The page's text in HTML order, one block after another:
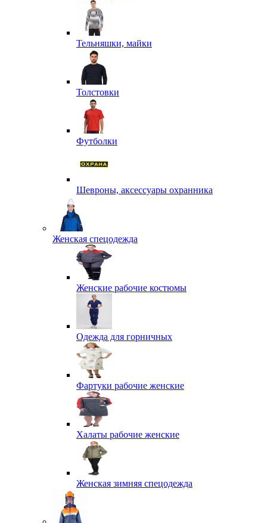
Тельняшки, майки
Толстовки
Футболки
Шевроны, аксессуары охранника
Женская спецодежда
Женские рабочие костюмы
Одежда для горничных
Фартуки рабочие женские
Халаты рабочие женские
Женская зимняя спецодежда